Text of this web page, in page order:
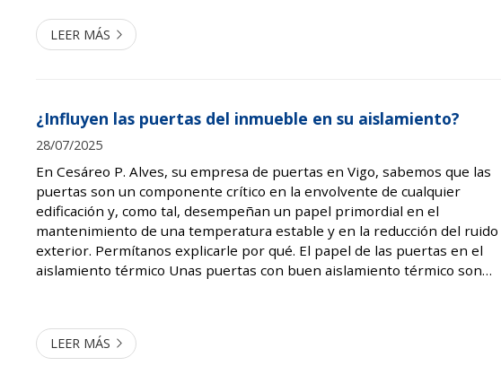
conoce es...
LEER MÁS
¿Influyen las puertas del inmueble en su aislamiento?
28/07/2025
En Cesáreo P. Alves, su empresa de puertas en Vigo, sabemos que las
puertas son un componente crítico en la envolvente de cualquier
edificación y, como tal, desempeñan un papel primordial en el
mantenimiento de una temperatura estable y en la reducción del ruido
exterior. Permítanos explicarle por qué. El papel de las puertas en el
aislamiento térmico Unas puertas con buen aislamiento térmico son
LEER MÁS